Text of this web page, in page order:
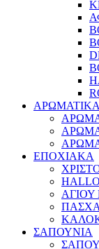
ΑΡΩΜΑΤΙΚΑ
ΕΠΟΧΙΑΚΑ
ΠΑΣΧΑ
ΣΑΠΟΥΝΙΑ